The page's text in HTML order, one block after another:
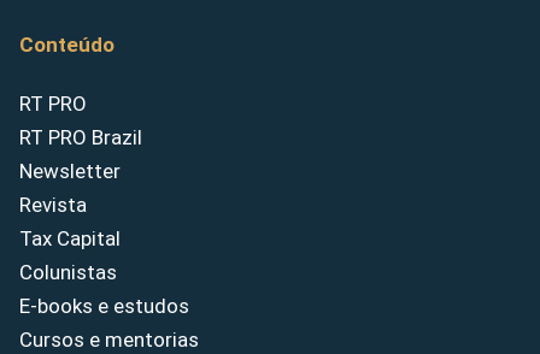
Conteúdo
RT PRO
RT PRO Brazil
Newsletter
Revista
Tax Capital
Colunistas
E-books e estudos
Cursos e mentorias